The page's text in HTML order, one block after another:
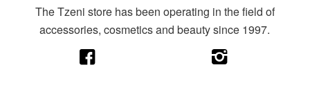
The Tzeni store has been operating in the field of
accessories, cosmetics and beauty since 1997.